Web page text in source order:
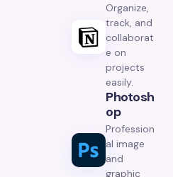
Organize,
track, and
collaborat
e on
projects
easily.
Photosh
Op
Profession
al image
and
graphic